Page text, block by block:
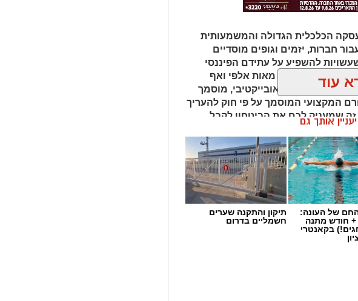
הכלכלית הגדולה והמשמעותית
חברות, יזמים וגופים מוסדיים
להשפיע על עתידם הפיננסי
מונחים על הכף מאות אלפי ואף
איש מקצוע אובייקטיבי, מוסמך
המקצועי המוסמך על פי חוק להעריך
זה שמעניק לכם את הביטחון לקבל
עוד
אותך גם
של העונה:
+ חודש מתנה
בקאנטרי
תיקון והתקנה שערים
חשמליים בדרום